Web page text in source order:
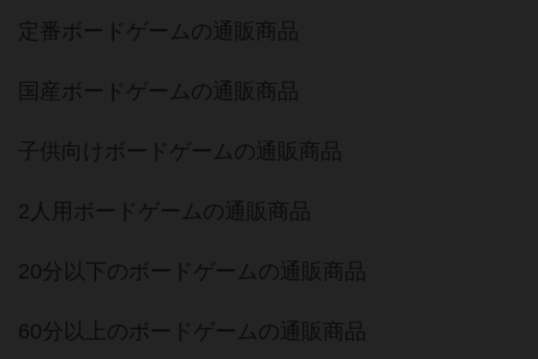
定番ボードゲームの通販商品
国産ボードゲームの通販商品
子供向けボードゲームの通販商品
2人用ボードゲームの通販商品
20分以下のボードゲームの通販商品
60分以上のボードゲームの通販商品